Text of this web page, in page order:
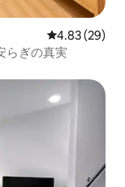
レビュー29
4.83 (29)
らぎの真実